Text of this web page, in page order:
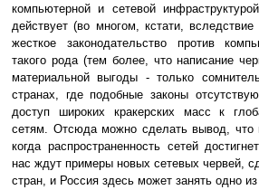
компьютерной и сетевой
действует (во многом, кстати,
жесткое законодательство против
такого рода (тем более, что написание
материальной выгоды - только
странах, где подобные законы
доступ широких кракерских масс к
сетям. Отсюда можно сделать вывод,
когда распространенность сетей
нас ждут примеры новых сетевых червей,
стран, и Россия здесь может занять одно